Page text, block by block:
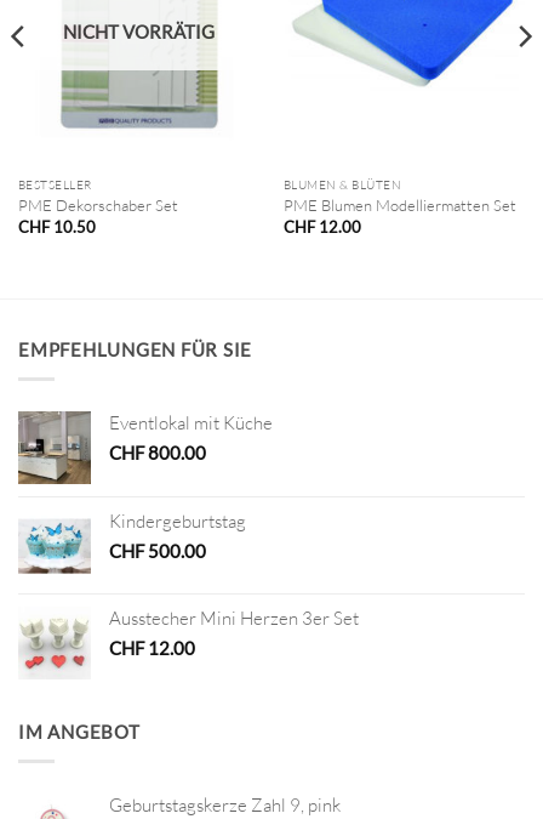
NICHT VORRÄTIG
BESTSELLER
PME Dekorschaber Set
CHF10.50
BLUMEN & BLÜTEN
PME Blumen Modelliermatten Set
CHF12.00
EMPFEHLUNGEN FÜR SIE
Eventlokal mit Küche
CHF800.00
Kindergeburtstag
CHF500.00
Ausstecher Mini Herzen 3er Set
CHF12.00
IM ANGEBOT
Geburtstagskerze Zahl 9, pink